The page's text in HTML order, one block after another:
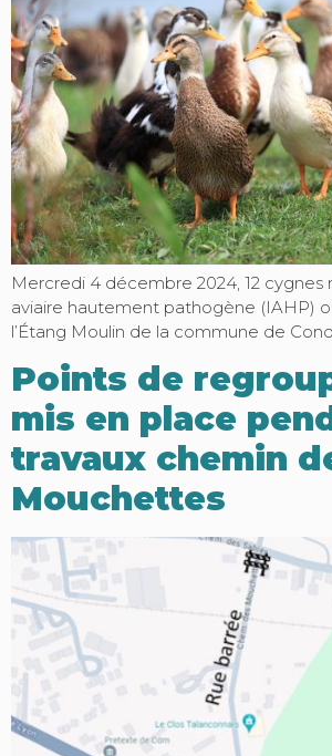
Mercredi 4 décembre 2024, 12 cygnes
aviaire hautement pathogène (IAHP)
l’Étang Moulin de la commune de
Points de
mis en place
travaux chemin
Mouchettes